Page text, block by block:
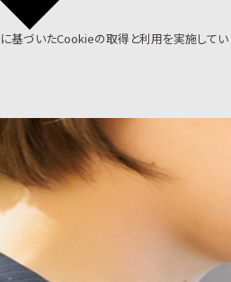
に基づいたCookieの取得と利用を実施してい